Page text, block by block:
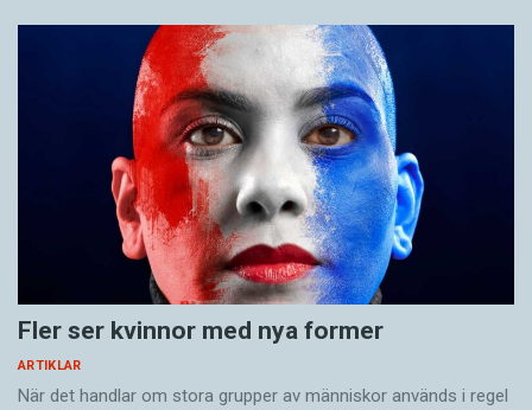
Fler ser kvinnor med nya former
ARTIKLAR
När det handlar om stora grupper av människor används i regel